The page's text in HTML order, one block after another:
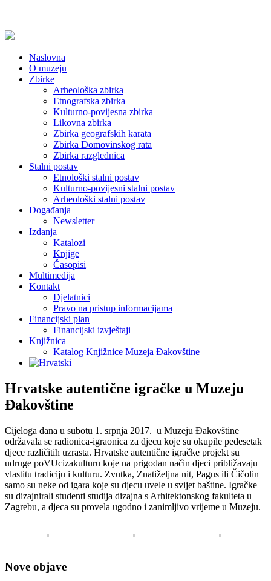
Naslovna
O muzeju
Zbirke
Arheološka zbirka
Etnografska zbirka
Kulturno-povijesna zbirka
Likovna zbirka
Zbirka geografskih karata
Zbirka Domovinskog rata
Zbirka razglednica
Stalni postav
Etnološki stalni postav
Kulturno-povijesni stalni postav
Arheološki stalni postav
Događanja
Newsletter
Izdanja
Katalozi
Knjige
Časopisi
Multimedija
Kontakt
Djelatnici
Pravo na pristup informacijama
Financijski plan
Financijski izvještaji
Knjižnica
Katalog Knjižnice Muzeja Đakovštine
Hrvatske autentične igračke u Muzeju
Đakovštine
Cijeloga dana u subotu 1. srpnja 2017. u Muzeju Đakovštine
održavala se radionica-igraonica za djecu koje su okupile pedesetak
djece različitih uzrasta. Hrvatske autentične igračke projekt su
udruge poVUcizakulturu koje na prigodan način djeci približavaju
vlastitu tradiciju i kulturu. Zvutka, Znatiželjna nit, Pagus ili Čičolin
samo su neke od igara koje su djecu uvele u svijet baštine. Igračke
su dizajnirali studenti studija dizajna s Arhitektonskog fakulteta u
Zagrebu, a djeca su provela ugodno i zanimljivo vrijeme u Muzeju.
Nove objave